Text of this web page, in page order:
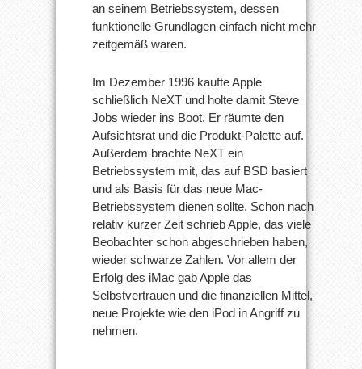
an seinem Betriebssystem, dessen
funktionelle Grundlagen einfach nicht mehr
zeitgemäß waren.
Im Dezember 1996 kaufte Apple
schließlich NeXT und holte damit Steve
Jobs wieder ins Boot. Er räumte den
Aufsichtsrat und die Produkt-Palette auf.
Außerdem brachte NeXT ein
Betriebssystem mit, das auf BSD basiert
und als Basis für das neue Mac-
Betriebssystem dienen sollte. Schon nach
relativ kurzer Zeit schrieb Apple, das viele
Beobachter schon abgeschrieben haben,
wieder schwarze Zahlen. Vor allem der
Erfolg des iMac gab Apple das
Selbstvertrauen und die finanziellen Mittel,
neue Projekte wie den iPod in Angriff zu
nehmen.